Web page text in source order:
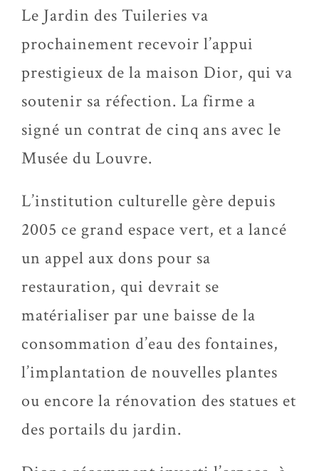
Le Jardin des Tuileries va
prochainement recevoir l’appui
prestigieux de la maison Dior, qui va
soutenir sa réfection. La firme a
signé un contrat de cinq ans avec le
Musée du Louvre.
L’institution culturelle gère depuis
2005 ce grand espace vert, et a lancé
un appel aux dons pour sa
restauration, qui devrait se
matérialiser par une baisse de la
consommation d’eau des fontaines,
l’implantation de nouvelles plantes
ou encore la rénovation des statues et
des portails du jardin.